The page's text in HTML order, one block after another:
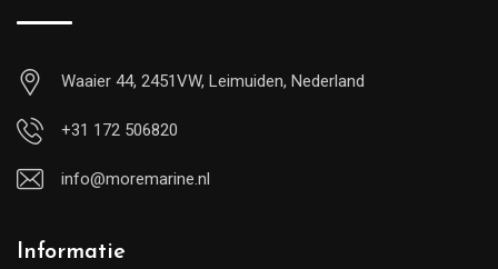
Waaier 44, 2451VW, Leimuiden, Nederland
+31 172 506820
info@moremarine.nl
Informatie